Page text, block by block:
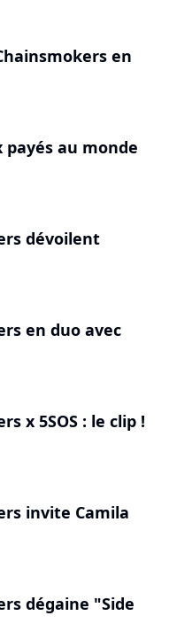
en
payés au monde
dévoilent
en duo avec
x 5SOS : le clip !
invite Camila
dégaine "Side